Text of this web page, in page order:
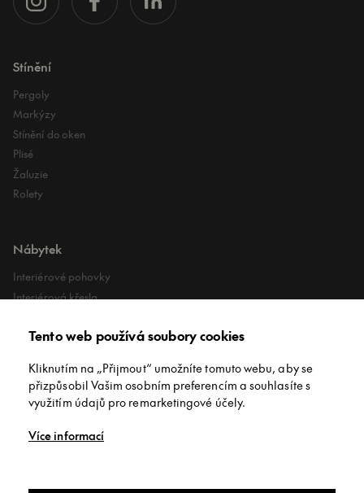
Stínění
Pergoly
Markýzy
Stínění do oken
Plisé
Žaluzie
Rolety
Nábytek
Interiérové pohovky
Interiérová křesla
Lehátka
Exteriérové pufy
O společnosti
Tento web používá soubory cookies
Kliknutím na „Přijmout“ umožníte tomuto webu, aby se
přizpůsobil Vašim osobním preferencím a souhlasíte s
využitím údajů pro remarketingové účely.
Více informací